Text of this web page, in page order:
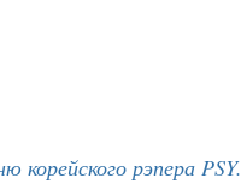
корейского рэпера PSY.